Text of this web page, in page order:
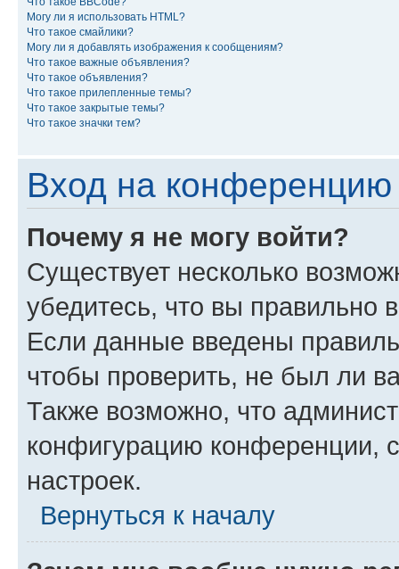
Могу ли я использовать HTML?
Что такое смайлики?
Могу ли я добавлять изображения к сообщениям?
Что такое важные объявления?
Что такое объявления?
Что такое прилепленные темы?
Что такое закрытые темы?
Что такое значки тем?
Вход на конференцию
Почему я не могу войти?
Существует несколько
убедитесь, что вы правильно
Если данные введены
чтобы проверить, не был ли
Также возможно, что
конфигурацию конференции,
настроек.
Вернуться к началу